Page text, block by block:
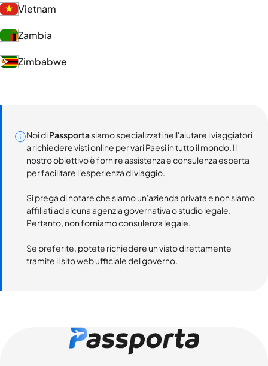
Vietnam
Zambia
Zimbabwe
Noi diPassportasiamo specializzati nell'aiutare i viaggiatori
a richiedere visti online per vari Paesi in tutto il mondo. Il
nostro obiettivo è fornire assistenza e consulenza esperta
per facilitare l'esperienza di viaggio.
Si prega di notare che siamo un'azienda privata e non siamo
affiliati ad alcuna agenzia governativa o studio legale.
Pertanto, non forniamo consulenza legale.
Se preferite, potete richiedere un visto direttamente
tramite il sito web ufficiale del governo.